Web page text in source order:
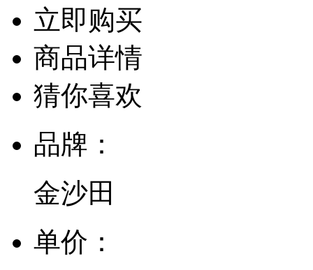
立即购买
商品详情
猜你喜欢
品牌：
金沙田
单价：